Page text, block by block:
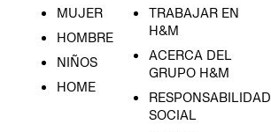
MUJER
HOMBRE
NIÑOS
HOME
TRABAJAR EN
H&M
ACERCA DEL
GRUPO H&M
RESPONSABILIDAD
SOCIAL